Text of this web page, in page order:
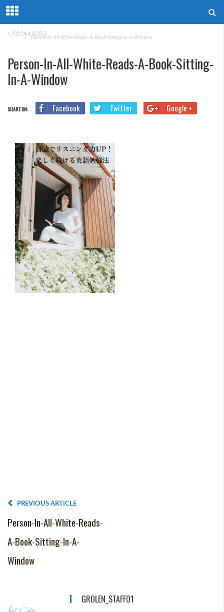
Home Person-In-All-White-Reads-A-Book-Sitting-In-A-Window
/ 2022年4月25日
Person-In-All-White-Reads-A-Book-Sitting-
In-A-Window
SHARE ON: Facebook Twitter Google +
PREVIOUS ARTICLE
Person-In-All-White-Reads-
A-Book-Sitting-In-A-
Window
GROLEN_STAFF01